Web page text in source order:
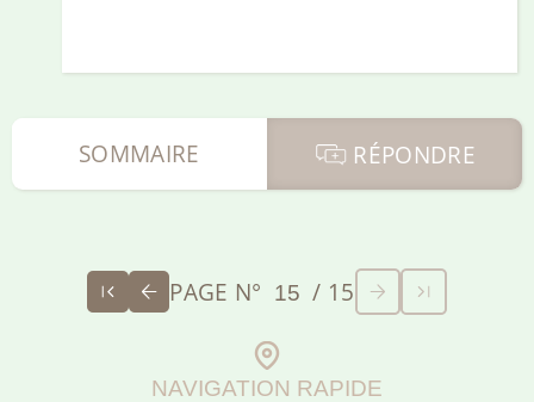
RÉPONDRE
SOMMAIRE
PAGE N° / 15
NAVIGATION RAPIDE